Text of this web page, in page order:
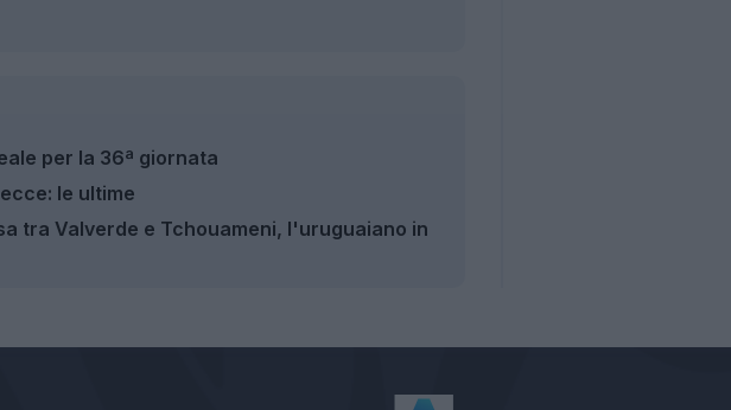
per la 36ª giornata
le ultime
tra Valverde e Tchouameni, l'uruguaiano in